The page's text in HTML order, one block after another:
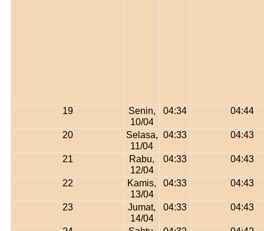
19
Senin,
10/04
04:34 04:44
20
Selasa,
11/04
04:33 04:43
21
Rabu,
12/04
04:33 04:43
22
Kamis,
13/04
04:33 04:43
23
Jumat,
14/04
04:33 04:43